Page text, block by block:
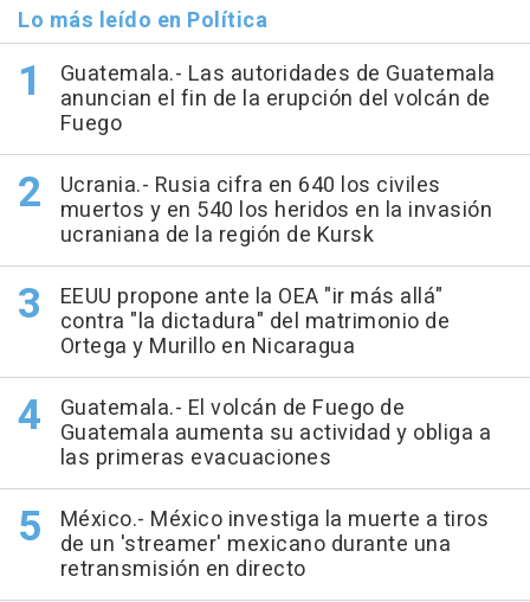
Lo más leído en Política
Guatemala.- Las autoridades de Guatemala
anuncian el fin de la erupción del volcán de
Fuego
Ucrania.- Rusia cifra en 640 los civiles
muertos y en 540 los heridos en la invasión
ucraniana de la región de Kursk
EEUU propone ante la OEA "ir más allá"
contra "la dictadura" del matrimonio de
Ortega y Murillo en Nicaragua
Guatemala.- El volcán de Fuego de
Guatemala aumenta su actividad y obliga a
las primeras evacuaciones
México.- México investiga la muerte a tiros
de un 'streamer' mexicano durante una
retransmisión en directo